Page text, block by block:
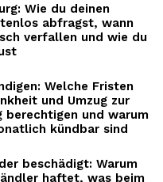
Wie du deinen
abfragst, wann
verfallen und wie du
Welche Fristen
und Umzug zur
berechtigen und warum
kündbar sind
beschädigt: Warum
haftet, was beim